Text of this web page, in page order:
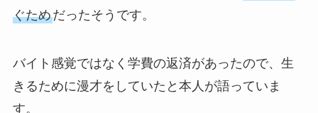
ぐためだったそうです。
バイト感覚ではなく学費の返済があったので、生
きるために漫才をしていたと本人が語っていま
す。